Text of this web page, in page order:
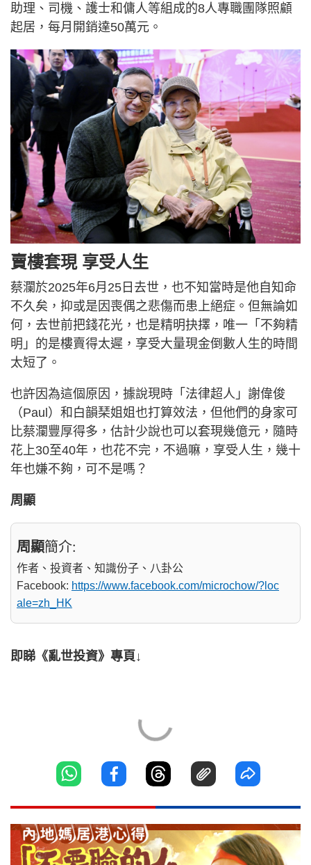
助理、司機、護士和傭人等組成的8人專職團隊照顧
起居，每月開銷達50萬元。
賣樓套現 享受人生
蔡瀾於2025年6月25日去世，也不知當時是他自知命
不久矣，抑或是因喪偶之悲傷而患上絕症。但無論如
何，去世前把錢花光，也是精明抉擇，唯一「不夠精
明」的是樓賣得太遲，享受大量現金倒數人生的時間
太短了。
也許因為這個原因，據說現時「法律超人」謝偉俊
（Paul）和白韻琹姐姐也打算效法，但他們的身家可
比蔡瀾豐厚得多，估計少說也可以套現幾億元，隨時
花上30至40年，也花不完，不過嘛，享受人生，幾十
年也嫌不夠，可不是嗎？
周顯
周顯簡介:
作者、投資者、知識份子、八卦公
Facebook: https://www.facebook.com/microchow/?loc
ale=zh_HK
即睇《亂世投資》專頁↓